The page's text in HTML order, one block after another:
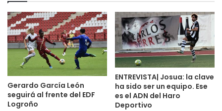
Gerardo García León
seguirá al frente del EDF
Logroño
ENTREVISTA| Josua: la clave
ha sido ser un equipo. Ese
es el ADN del Haro
Deportivo